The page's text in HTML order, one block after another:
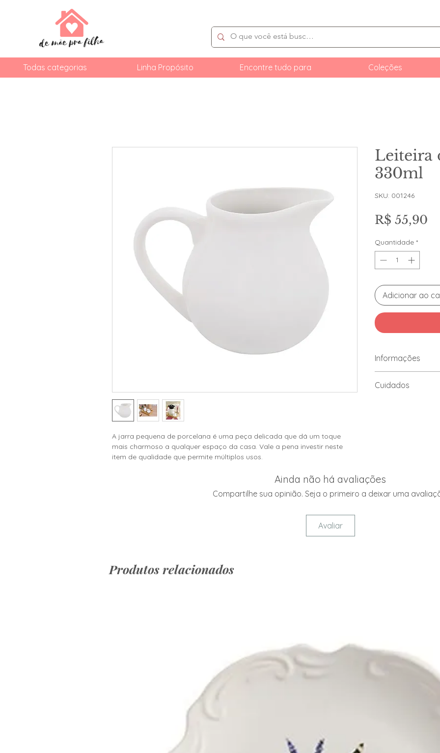
Todas categorias Linha Propósito Encontre tudo para Coleções
A jarra pequena de porcelana é uma peça delicada que dá um toque
mais charmoso a qualquer espaço da casa. Vale a pena investir neste
item de qualidade que permite múltiplos usos.
Leiteira
330ml
SKU: 001246
R$ 55,90
Quantidade *
Adicionar ao
Informações
- Espessura: 0,4cm
Cuidados
Ainda não há avaliações
Compartilhe sua opinião. Seja o primeiro a deixar uma
Avaliar
Produtos relacionados